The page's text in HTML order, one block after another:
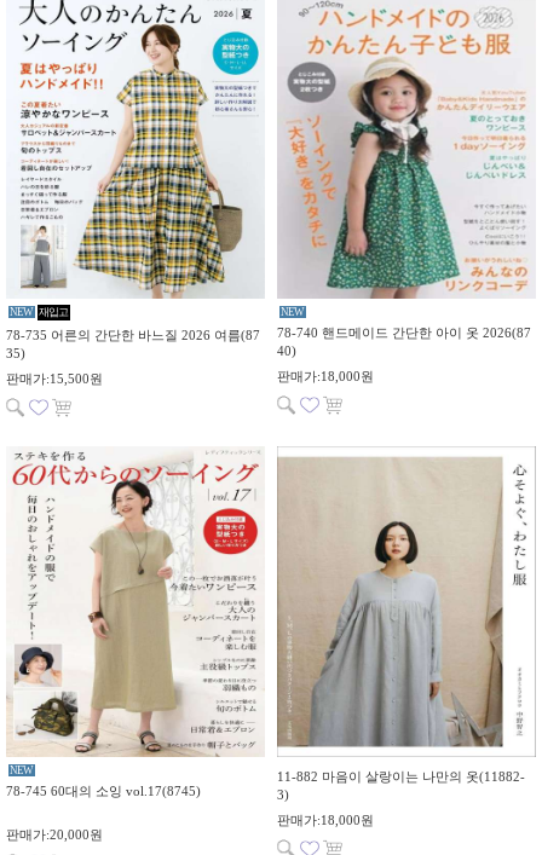
NEW 재입고
78-735 어른의 간단한 바느질 2026 여름(87
35)
판매가:15,500원
NEW
78-740 핸드메이드 간단한 아이 옷 2026(87
40)
판매가:18,000원
NEW
78-745 60대의 소잉 vol.17(8745)
판매가:20,000원
11-882 마음이 살랑이는 나만의 옷(11882-
3)
판매가:18,000원